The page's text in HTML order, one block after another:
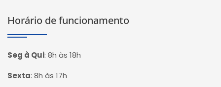
Horário de funcionamento
Seg à Qui: 8h às 18h
Sexta: 8h às 17h